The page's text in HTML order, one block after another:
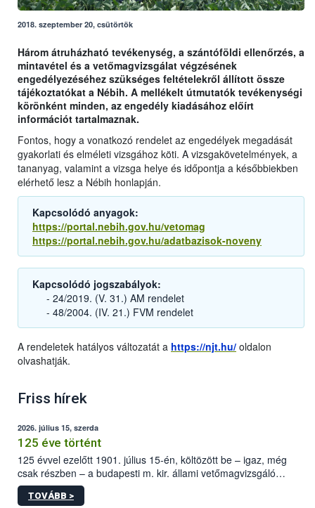
2018. szeptember 20, csütörtök
Három átruházható tevékenység, a szántóföldi ellenőrzés, a
mintavétel és a vetőmagvizsgálat végzésének
engedélyezéséhez szükséges feltételekről állított össze
tájékoztatókat a Nébih. A mellékelt útmutatók tevékenységi
körönként minden, az engedély kiadásához előírt
információt tartalmaznak.
Fontos, hogy a vonatkozó rendelet az engedélyek megadását
gyakorlati és elméleti vizsgához köti. A vizsgakövetelmények, a
tananyag, valamint a vizsga helye és időpontja a későbbiekben
elérhető lesz a Nébih honlapján.
Kapcsolódó anyagok:
https://portal.nebih.gov.hu/vetomag
https://portal.nebih.gov.hu/adatbazisok-noveny
Kapcsolódó jogszabályok:
- 24/2019. (V. 31.) AM rendelet
- 48/2004. (IV. 21.) FVM rendelet
A rendeletek hatályos változatát a https://njt.hu/ oldalon
olvashatják.
Friss hírek
2026. július 15, szerda
125 éve történt
125 évvel ezelőtt 1901. július 15-én, költözött be – igaz, még
csak részben – a budapesti m. kir. állami vetőmagvizsgáló
állomás a Kis Rókus utca 15. szám alatti, Czigler Győző által
tervezett új épületébe.
TOVÁBB >